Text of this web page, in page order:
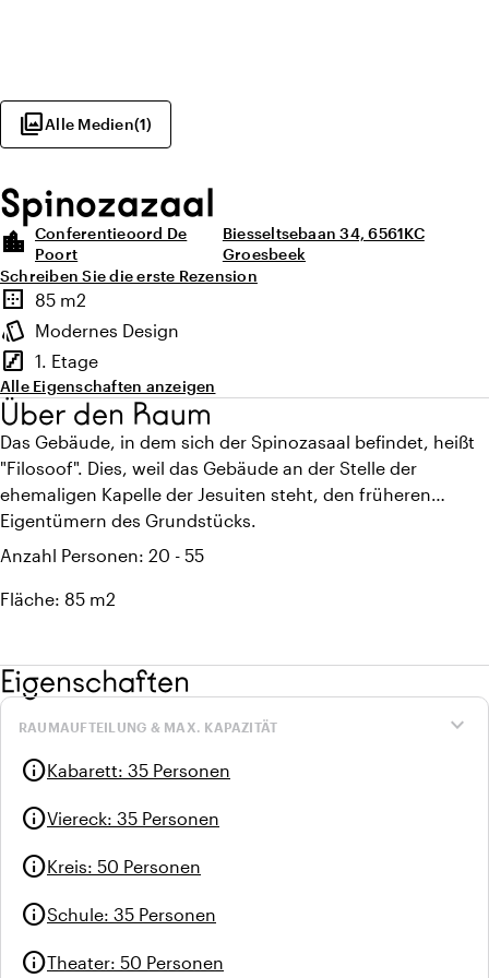
photo_libraryAlle Medien(1)
Spinozazaal
location_city Conferentieoord De
Poort
Biesseltsebaan 34, 6561KC
Groesbeek
Schreiben Sie die erste Rezension
Highlights
border_outer
Fläche
85 m2
style
Ambiente
Modernes Design
stairs
Stockwerk
1. Etage
Alle Eigenschaften anzeigen
Über den Raum
Das Gebäude, in dem sich der Spinozasaal befindet, heißt
"Filosoof". Dies, weil das Gebäude an der Stelle der
ehemaligen Kapelle der Jesuiten steht, den früheren
Eigentümern des Grundstücks.
Anzahl Personen: 20 - 55
Fläche: 85 m2
Eigenschaften
expand_more
RAUMAUFTEILUNG & MAX. KAPAZITÄT
infoKabarett: 35 Personen
infoViereck: 35 Personen
infoKreis: 50 Personen
infoSchule: 35 Personen
infoTheater: 50 Personen